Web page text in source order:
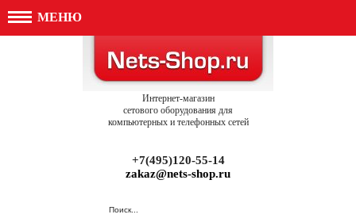
МЕНЮ
Интернет-магазин
сетового оборудования для
компьютерных и телефонных сетей
+7(495)120-55-14
zakaz@nets-shop.ru